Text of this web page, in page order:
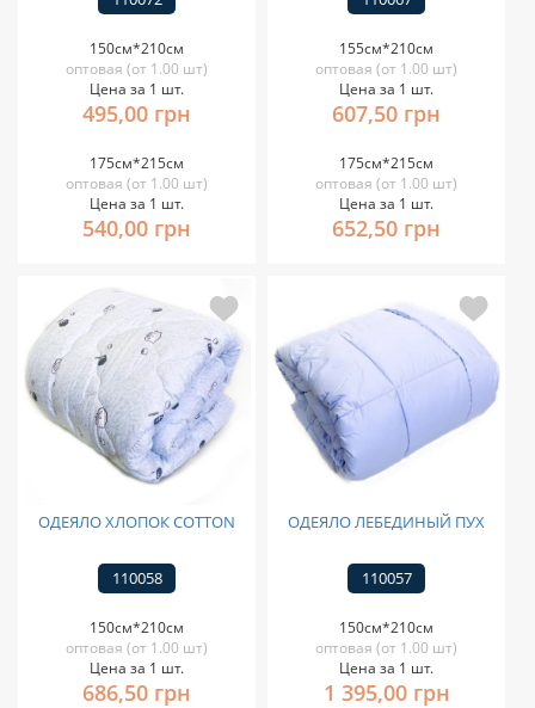
150см*210см
оптовая (от 1.00 шт)
Цена за 1 шт.
495,00 грн
175см*215см
оптовая (от 1.00 шт)
Цена за 1 шт.
540,00 грн
155см*210см
оптовая (от 1.00 шт)
Цена за 1 шт.
607,50 грн
175см*215см
оптовая (от 1.00 шт)
Цена за 1 шт.
652,50 грн
ОДЕЯЛО ХЛОПОК COTTON
110058
150см*210см
оптовая (от 1.00 шт)
Цена за 1 шт.
686,50 грн
ОДЕЯЛО ЛЕБЕДИНЫЙ ПУХ
110057
150см*210см
оптовая (от 1.00 шт)
Цена за 1 шт.
1 395,00 грн